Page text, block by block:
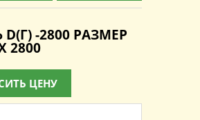
-2800 РАЗМЕР
2800
ЦЕНУ